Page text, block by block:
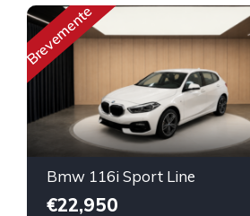
Brevemente
Bmw 116i Sport Line
€22,950